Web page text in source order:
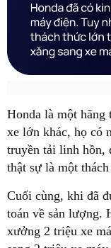
Honda là một hãng
xe lớn khác, họ có
truyền tải linh hồn,
thật sự là một
Cuối cùng, khi đã
toán về sản lượng.
xưởng 2 triệu xe